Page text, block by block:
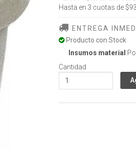
Hasta en 3 cuotas de
ENTREGA
Producto con Stock
Insumos material
Cantidad